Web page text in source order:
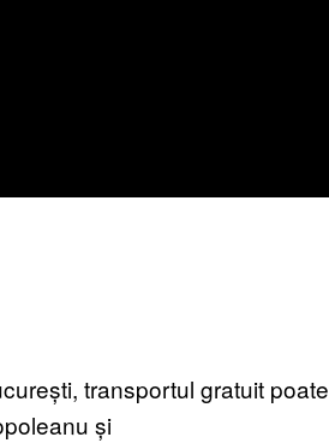
transportul gratuit poate
și